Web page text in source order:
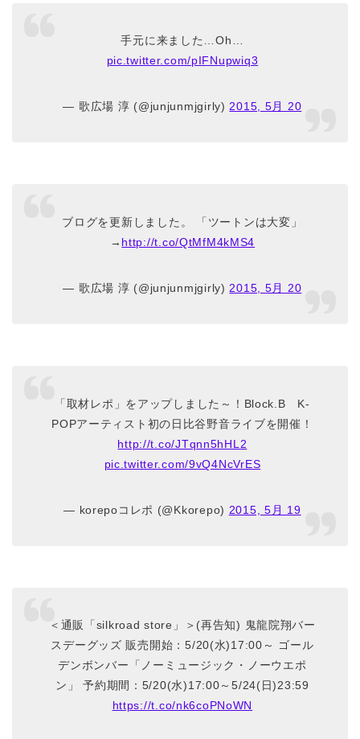
手元に来ました…Oh…
pic.twitter.com/pIFNupwiq3
— 歌広場 淳 (@junjunmjgirly)2015, 5月 20
ブログを更新しました。 「ツートンは大変」
→ http://t.co/QtMfM4kMS4
— 歌広場 淳 (@junjunmjgirly) 2015, 5月 20
「取材レポ」をアップしました～！Block.B K-
POPアーティスト初の日比谷野音ライブを開催！
http://t.co/JTqnn5hHL2
pic.twitter.com/9vQ4NcVrES
— korepoコレポ (@Kkorepo) 2015, 5月 19
＜通販「silkroad store」＞(再告知) 鬼龍院翔バー
スデーグッズ 販売開始：5/20(水)17:00～ ゴール
デンボンバー「ノーミュージック・ノーウエポ
ン」 予約期間：5/20(水)17:00～5/24(日)23:59
https://t.co/nk6coPNoWN